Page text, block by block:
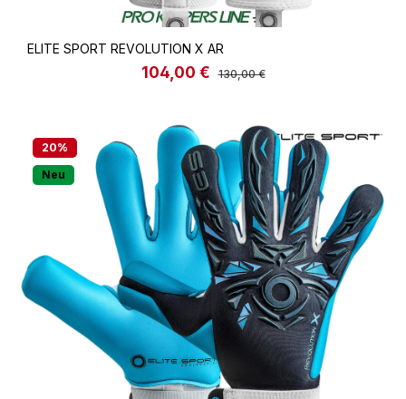
ELITE SPORT REVOLUTION X AR
Verkaufspreis:
104,00 € Regulärer Preis:
130,00 €
20%
Neu